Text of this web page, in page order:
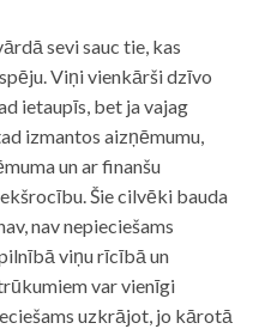
sevi sauc tie, kas
Viņi vienkārši dzīvo
ietaupīs, bet ja vajag
izmantos aizņēmumu,
un ar finanšu
Šie cilvēki bauda
nav nepieciešams
viņu rīcībā un
var vienīgi
uzkrājot, jo kārotā